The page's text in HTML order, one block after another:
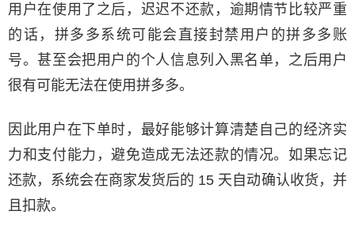
用户在使用了之后，迟迟不还款，逾期情节比较严重
的话，拼多多系统可能会直接封禁用户的拼多多账
号。甚至会把用户的个人信息列入黑名单，之后用户
很有可能无法在使用拼多多。
因此用户在下单时，最好能够计算清楚自己的经济实
力和支付能力，避免造成无法还款的情况。如果忘记
还款，系统会在商家发货后的 15 天自动确认收货，并
且扣款。